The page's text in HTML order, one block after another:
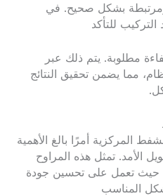
بشكل صحيح. في
التركيب للتأكد
مطلوبة. يتم ذلك عبر
مما يضمن تحقيق النتائج
المركزية أمرًا بالغ الأهمية
الأمد. تمثل هذه المراوح
حيث تعمل على تحسين جودة
المناسب